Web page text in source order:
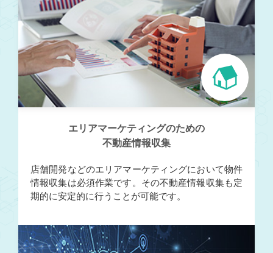
エリアマーケティングのための
不動産情報収集
店舗開発などのエリアマーケティングにおいて物件
情報収集は必須作業です。その不動産情報収集も定
期的に安定的に行うことが可能です。